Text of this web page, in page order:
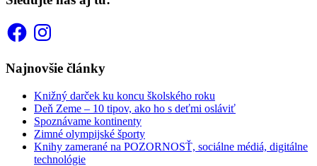
FacebookInstagram
Najnovšie články
Knižný darček ku koncu školského roku
Deň Zeme – 10 tipov, ako ho s deťmi osláviť
Spoznávame kontinenty
Zimné olympijské športy
Knihy zamerané na POZORNOSŤ, sociálne médiá, digitálne
technológie